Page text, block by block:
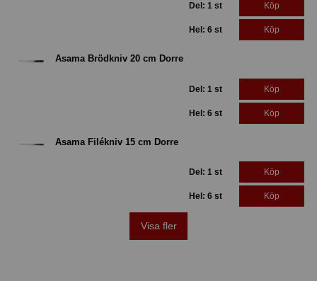
Del: 1 st Köp
Hel: 6 st Köp
Asama Brödkniv 20 cm Dorre
Del: 1 st Köp
Hel: 6 st Köp
Asama Filékniv 15 cm Dorre
Del: 1 st Köp
Hel: 6 st Köp
Visa fler